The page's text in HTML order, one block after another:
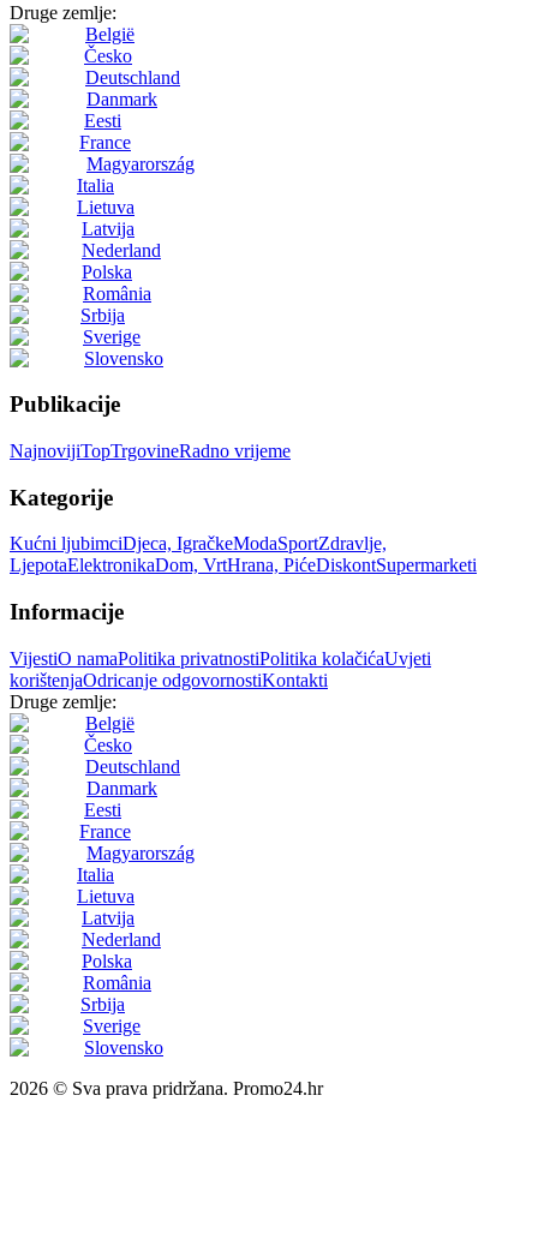
Druge zemlje:
België
Česko
Deutschland
Danmark
Eesti
France
Magyarország
Italia
Lietuva
Latvija
Nederland
Polska
România
Srbija
Sverige
Slovensko
Publikacije
NajnovijiTopTrgovineRadno vrijeme
Kategorije
Kućni ljubimciDjeca, IgračkeModaSportZdravlje,
LjepotaElektronikaDom, VrtHrana, PićeDiskontSupermarketi
Informacije
VijestiO namaPolitika privatnostiPolitika kolačićaUvjeti
korištenjaOdricanje odgovornostiKontakti
Druge zemlje:
België
Česko
Deutschland
Danmark
Eesti
France
Magyarország
Italia
Lietuva
Latvija
Nederland
Polska
România
Srbija
Sverige
Slovensko
2026 © Sva prava pridržana. Promo24.hr